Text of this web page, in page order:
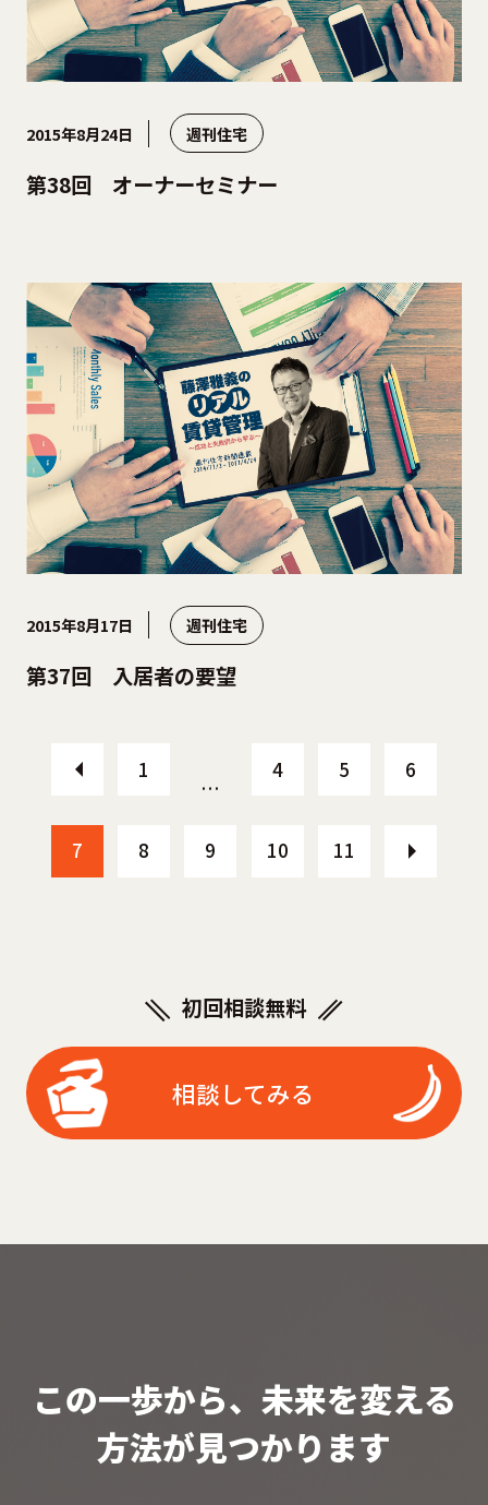
2015年8月24日 週刊住宅
第38回 オーナーセミナー
2015年8月17日 週刊住宅
第37回 入居者の要望
1
…
4 5 6
7 8 9 10 11
初回相談無料
相談してみる
この一歩から、未来を変える
方法が見つかります